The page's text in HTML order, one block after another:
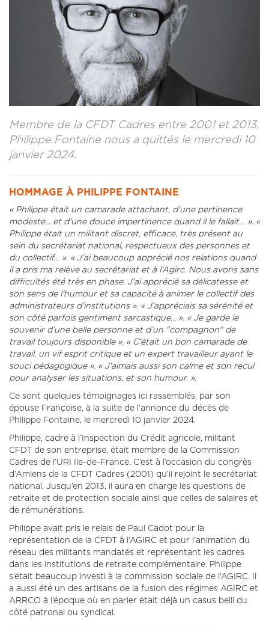
LA REVUE CADRES
L’OBSERVATOIRE DES CADRES
Membre de la CFDT Cadres entre 2001 et 2013,
Philippe Fontaine nous a quittés le mercredi 10
janvier 2024.
HOMMAGE À PHILIPPE FONTAINE
« Philippe était un camarade attachant, d'une pertinence
modeste... et d'une douce impertinence quand il le fallait… ». «
Philippe était un militant discret, efficace, très présent au
sein du secrétariat national, respectueux des personnes et
du collectif… ». « J’ai beaucoup apprécié nos relations quand
il a pris ma relève au secrétariat et à l’Agirc. Nous avons sans
difficultés été très en phase. J'ai apprécié sa délicatesse et
son sens de l'humour et sa capacité à animer le collectif des
administrateurs d'institutions ». « J’appréciais sa sérénité et
son côté parfois gentiment sarcastique... ». « Je garde le
souvenir d’une belle personne et d’un "compagnon" de
travail toujours disponible ». « C'était un bon camarade de
travail, un vif esprit critique et un expert travailleur ayant le
souci pédagogique ». « J'aimais aussi son calme et son recul
pour analyser les situations, et son humour. ».
Ce sont quelques témoignages ici rassemblés, par son
épouse Françoise, à la suite de l’annonce du décès de
Philippe Fontaine, le mercredi 10 janvier 2024.
Philippe, cadre à l’Inspection du Crédit agricole, militant
CFDT de son entreprise, était membre de la Commission
Cadres de l’URI Ile-de-France. C’est à l’occasion du congrès
d’Amiens de la CFDT Cadres (2001) qu’il rejoint le secrétariat
national. Jusqu’en 2013, il aura en charge les questions de
retraite et de protection sociale ainsi que celles de salaires et
de rémunérations.
Philippe avait pris le relais de Paul Cadot pour la
représentation de la CFDT à l’AGIRC et pour l’animation du
réseau des militants mandatés et représentant les cadres
dans les institutions de retraite complémentaire. Philippe
s’était beaucoup investi à la commission sociale de l’AGIRC. Il
a aussi été un des artisans de la fusion des régimes AGIRC et
ARRCO à l’époque où en parler était déjà un casus belli du
côté patronal ou syndical.